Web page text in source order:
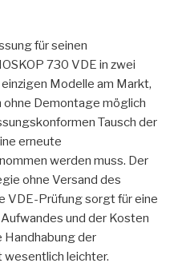
für seinen
730 VDE in zwei
Modelle am Markt,
Demontage möglich
Tausch der
erneute
werden muss. Der
ohne Versand des
VDE-Prüfung sorgt für eine
und der Kosten
Handhabung der
wesentlich leichter.